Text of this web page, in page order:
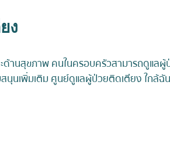
ง
สุขภาพ คนในครอบครัวสามารถดูแลผู้
เพิ่มเติม ศูนย์ดูแลผู้ป่วยติดเตียง ใกล้